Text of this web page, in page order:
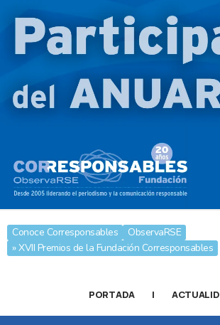
Conoce Corresponsables
ObservaRSE
» XVII Premios de la Fundación Corresponsables
PORTADA |